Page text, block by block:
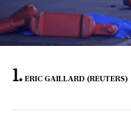
ERIC GAILLARD (REUTERS)